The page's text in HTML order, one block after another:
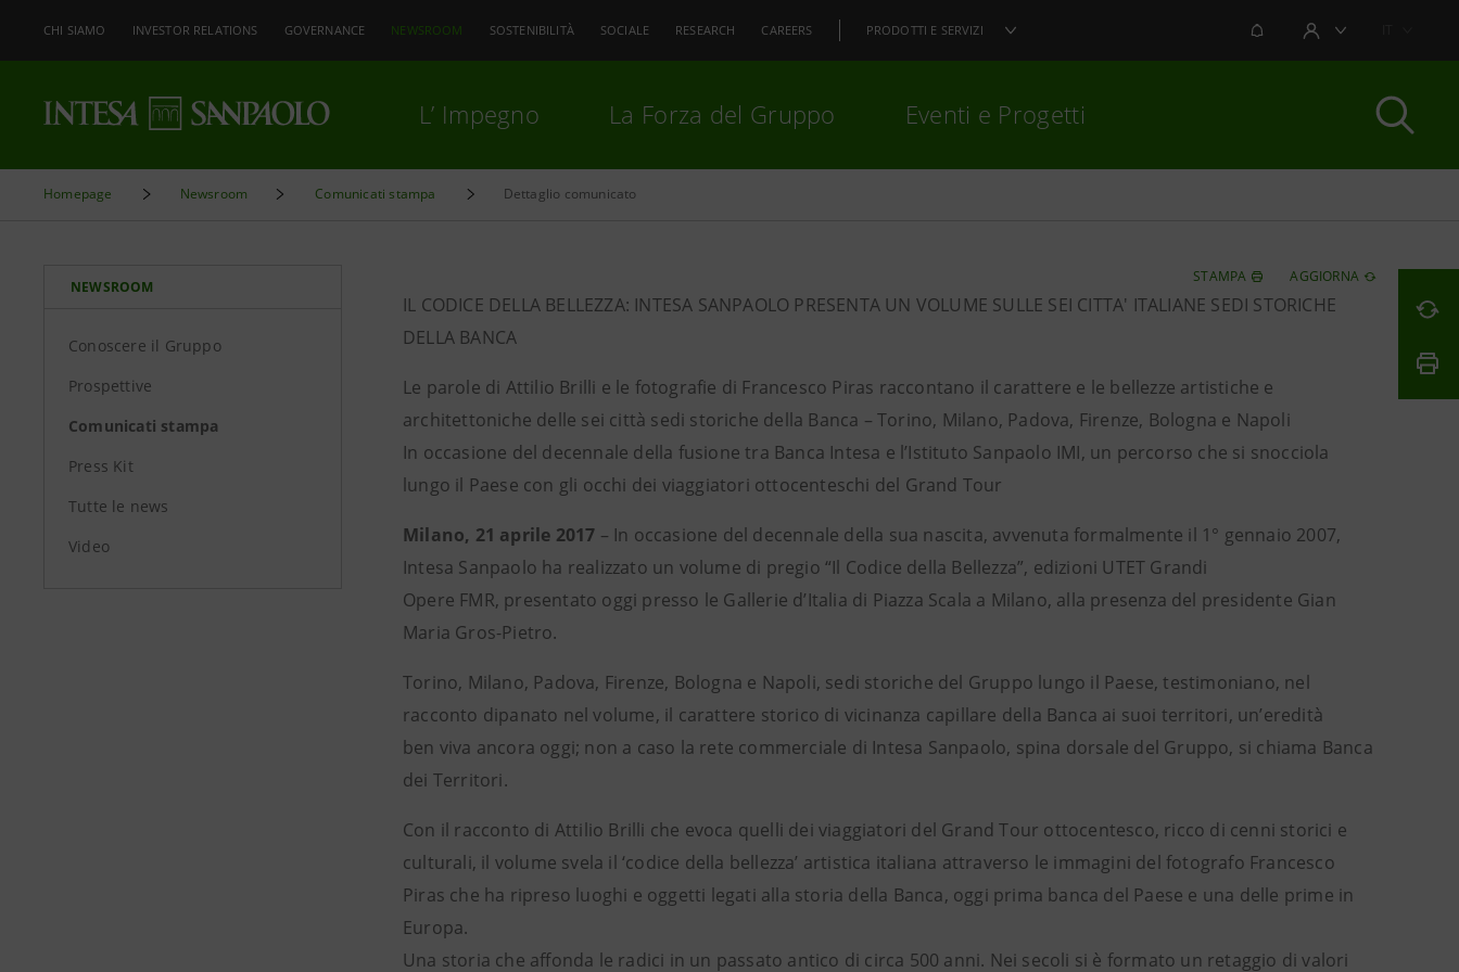
CHI SIAMO INVESTOR RELATIONS GOVERNANCE NEWSROOM SOSTENIBILITÀ SOCIALE RESEARCH CAREERS PRODOTTI E SERVIZI NOTIFICHEAREA UTENTE
L’ Impegno La Forza del Gruppo Eventi e Progetti
Homepage Newsroom Comunicati stampa Dettaglio comunicato
NEWSROOM
Conoscere il Gruppo
Prospettive
Comunicati stampa
Press Kit
Tutte le news
Video
STAMPA AGGIORNA
IL CODICE DELLA BELLEZZA: INTESA SANPAOLO PRESENTA UN VOLUME SULLE SEI CITTA' ITALIANE SEDI STORICHE
DELLA BANCA
Le parole di Attilio Brilli e le fotografie di Francesco Piras raccontano il carattere e le bellezze artistiche e
architettoniche delle sei città sedi storiche della Banca – Torino, Milano, Padova, Firenze, Bologna e Napoli
In occasione del decennale della fusione tra Banca Intesa e l’Istituto Sanpaolo IMI, un percorso che si snocciola
lungo il Paese con gli occhi dei viaggiatori ottocenteschi del Grand Tour
Milano, 21 aprile 2017 – In occasione del decennale della sua nascita, avvenuta formalmente il 1° gennaio 2007,
Intesa Sanpaolo ha realizzato un volume di pregio “Il Codice della Bellezza”, edizioni UTET Grandi
Opere FMR, presentato oggi presso le Gallerie d’Italia di Piazza Scala a Milano, alla presenza del presidente Gian
Maria Gros-Pietro.
Torino, Milano, Padova, Firenze, Bologna e Napoli, sedi storiche del Gruppo lungo il Paese, testimoniano, nel
racconto dipanato nel volume, il carattere storico di vicinanza capillare della Banca ai suoi territori, un’eredità
ben viva ancora oggi; non a caso la rete commerciale di Intesa Sanpaolo, spina dorsale del Gruppo, si chiama Banca
dei Territori.
Con il racconto di Attilio Brilli che evoca quelli dei viaggiatori del Grand Tour ottocentesco, ricco di cenni storici e
culturali, il volume svela il ‘codice della bellezza’ artistica italiana attraverso le immagini del fotografo Francesco
Piras che ha ripreso luoghi e oggetti legati alla storia della Banca, oggi prima banca del Paese e una delle prime in
Europa.
Una storia che affonda le radici in un passato antico di circa 500 anni. Nei secoli si è formato un retaggio di valori